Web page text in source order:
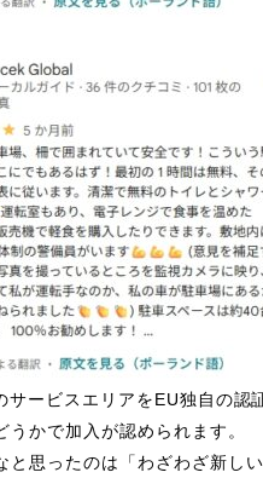
で加入が認められます。 この仕組
と思ったのは「わざわざ新し